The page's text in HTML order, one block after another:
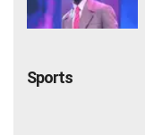
Sports